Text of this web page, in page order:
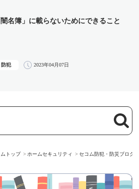
防犯 2023年04月07日
闇名簿」に載らないためにできること
検索
トップ ホームセキュリティ セコム防犯・防災ブログ